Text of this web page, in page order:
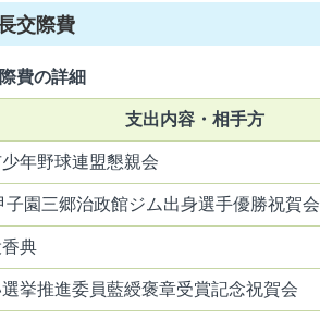
交際費
費の詳細
支出内容・相手方
年野球連盟懇親会
子園三郷治政館ジム出身選手優勝祝賀会
典
挙推進委員藍綬褒章受賞記念祝賀会